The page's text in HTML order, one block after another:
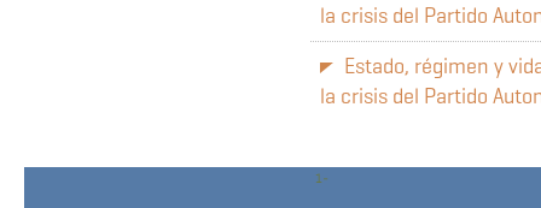
la crisis del Partido
Estado, régimen y
la crisis del Partido